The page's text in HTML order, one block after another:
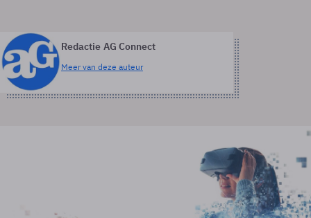
Redactie AG Connect
Meer van deze auteur